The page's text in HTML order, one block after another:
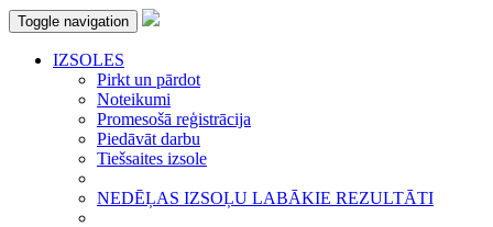
Toggle navigation
IZSOLES
Pirkt un pārdot
Noteikumi
Promesošā reģistrācija
Piedāvāt darbu
Tiešsaites izsole
NEDĒĻAS IZSOĻU LABĀKIE REZULTĀTI